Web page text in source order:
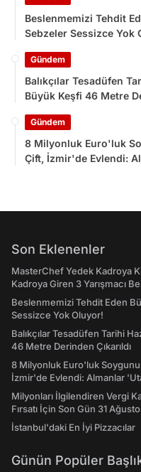
Beslenmemizi Tehdit
Sebzeler Sessizce Yok
Gündem
Balıkçılar Tesadüfen
Büyük Keşfi 46 Metre
Gündem
8 Milyonluk Euro'luk
Çift, İzmir'de Evlendi:
Son Eklenenler
MasterChef Yedek Kadroya
Kadroya Giren 3 Yarışmacı
Beslenmemizi Tehdit Eden
Sessizce Yok Oluyor!
Balıkçılar Tesadüfen Tarihi
46 Metre Derinden Çıkarıldı
8 Milyonluk Euro'luk
İzmir'de Evlendi: Almanlar
Milyonları İlgilendiren Vergi
Fırsatı İçin Son Gün 31
İstanbul'daki En İyi Pizzacılar
Günün Popüler